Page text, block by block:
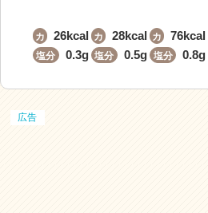
カ
ロ
26kcal
塩分 0.3g
カ
ロ
28kcal
塩分 0.5g
カ
ロ
76kcal
塩分 0.8g